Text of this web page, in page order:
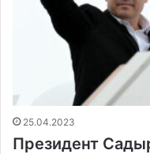
25.04.2023
Президент